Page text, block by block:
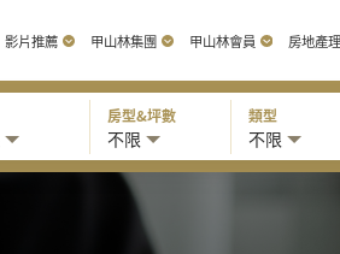
影片推薦 甲山林集團 甲山林會員 房地產
房型&坪數
不限
類型
不限